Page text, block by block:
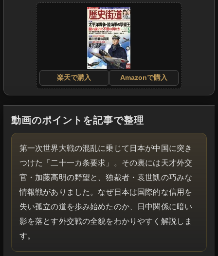
楽天で購入 Amazonで購入
動画のポイントを記事で整理
第一次世界大戦の混乱に乗じて日本が中国に突き
つけた「二十一カ条要求」。その裏には天才外交
官・加藤高明の野望と、独裁者・袁世凱の巧みな
情報戦がありました。なぜ日本は国際的な信用を
失い孤立の道を歩み始めたのか、日中関係に暗い
影を落とす外交戦の全貌をわかりやすく解説しま
す。